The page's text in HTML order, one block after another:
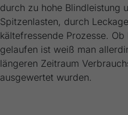
durch zu hohe Blindleistung
Spitzenlasten, durch
kältefressende Prozesse.
gelaufen ist weiß man
längeren Zeitraum
ausgewertet wurden.